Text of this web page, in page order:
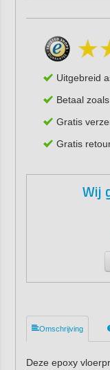
Uitgebreid
Betaal
Gratis
Gratis
Wij
Omschrijving
Deze epoxy